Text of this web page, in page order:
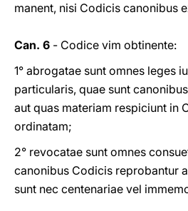
manent, nisi Codicis canonibus
Can. 6 - Codice vim obtinente:
1° abrogatae sunt omnes leges
particularis, quae sunt
aut quas materiam respiciunt in
ordinatam;
2° revocatae sunt omnes
canonibus Codicis reprobantur
sunt nec centenariae vel